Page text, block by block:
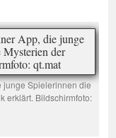
junge Spielerinnen die
erklärt. Bildschirmfoto: